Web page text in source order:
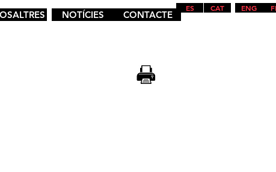
ES CAT ENG
NOTÍCIES CONTACTE